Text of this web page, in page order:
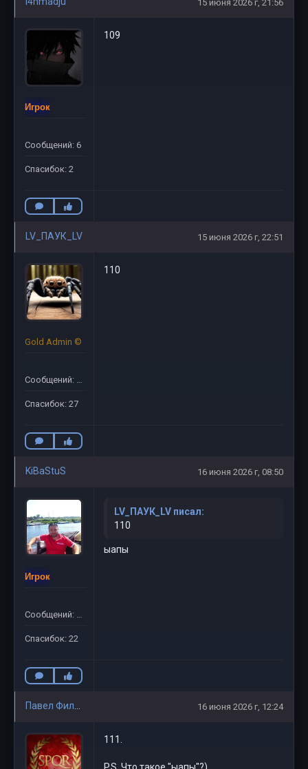
15 июня 2026 г, 21:56
Игрок
Сообщений: 6
Спасибок: 2
109
LV_ПАУК_LV 15 июня 2026 г, 22:51
Gold Admin ©
Сообщений: 50
Спасибок: 27
110
KiBaStuS 16 июня 2026 г, 08:50
Игрок
Сообщений: 58
Спасибок: 22
LV_ПАУК_LV писал:
110
ыапы
16 июня 2026 г, 12:24
111.